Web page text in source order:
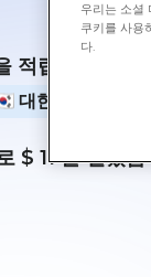
적립하세요!
대한민국
$ 11을 벌었습
우리는 소셜
쿠키를 사용
다.